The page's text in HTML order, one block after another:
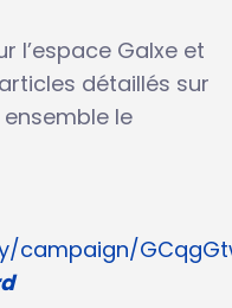
l’espace Galxe et
détaillés sur
le
campaign/